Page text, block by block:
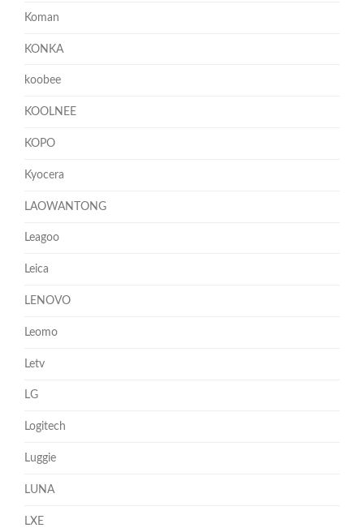
Koman
KONKA
koobee
KOOLNEE
KOPO
Kyocera
LAOWANTONG
Leagoo
Leica
LENOVO
Leomo
Letv
LG
Logitech
Luggie
LUNA
LXE